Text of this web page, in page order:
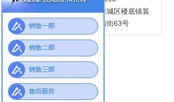
地 址：石家庄市栾城区楼底镇装
备制造产业园区和谐街63号